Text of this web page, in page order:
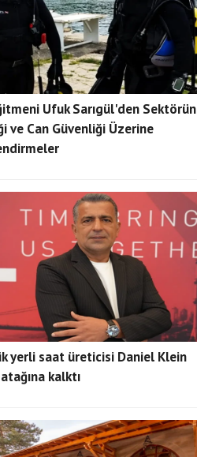
Ufuk Sarıgül'den Sektörün
ve Can Güvenliği Üzerine
yerli saat üreticisi Daniel Klein
kalktı